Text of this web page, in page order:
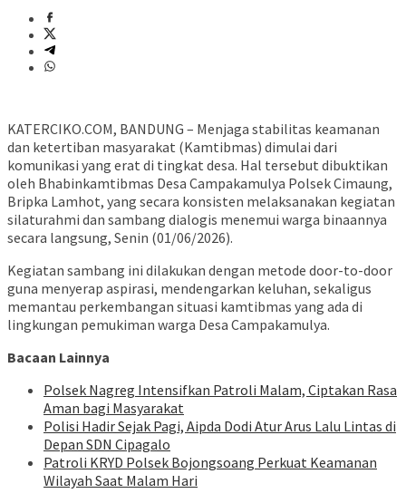
KATERCIKO.COM, BANDUNG – Menjaga stabilitas keamanan
dan ketertiban masyarakat (Kamtibmas) dimulai dari
komunikasi yang erat di tingkat desa. Hal tersebut dibuktikan
oleh Bhabinkamtibmas Desa Campakamulya Polsek Cimaung,
Bripka Lamhot, yang secara konsisten melaksanakan kegiatan
silaturahmi dan sambang dialogis menemui warga binaannya
secara langsung, Senin (01/06/2026).
Kegiatan sambang ini dilakukan dengan metode door-to-door
guna menyerap aspirasi, mendengarkan keluhan, sekaligus
memantau perkembangan situasi kamtibmas yang ada di
lingkungan pemukiman warga Desa Campakamulya.
Bacaan Lainnya
Polsek Nagreg Intensifkan Patroli Malam, Ciptakan Rasa
Aman bagi Masyarakat
Polisi Hadir Sejak Pagi, Aipda Dodi Atur Arus Lalu Lintas di
Depan SDN Cipagalo
Patroli KRYD Polsek Bojongsoang Perkuat Keamanan
Wilayah Saat Malam Hari